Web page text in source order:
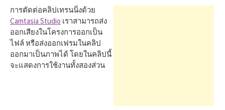
o
การตัดต่อคลิปเทรนนิ่งด้วย
Camtasia Studio เราสามารถส่ง
ออกเสียงในโครงการออกเป็น
ไฟล์ หรือส่งออกเฟรมในคลิป
ออกมาเป็นภาพได้ โดยในคลิปนี้
จะแสดงการใช้งานทั้งสองส่วน